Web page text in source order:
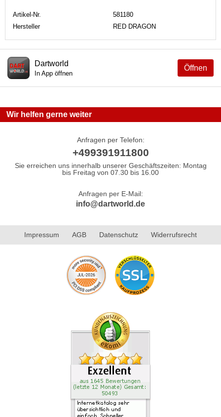
Artikel-Nr.
581180
Hersteller
RED DRAGON
Öffnen
Dartworld
In App öffnen
Wir helfen gerne weiter
Anfragen per Telefon:
+499391911800
Sie erreichen uns innerhalb unserer Geschäftszeiten: Montag
bis Freitag von 07.30 bis 16.00
Anfragen per E-Mail:
info@dartworld.de
Impressum AGB Datenschutz Widerrufsrecht